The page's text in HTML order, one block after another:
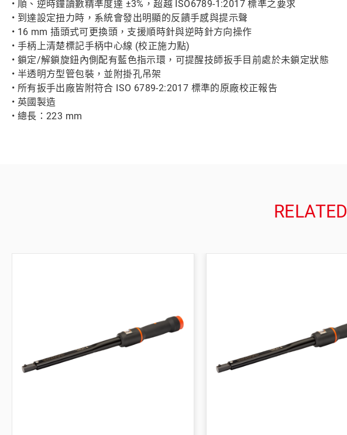
• 順、逆時鐘讀數精準度達 ±3%，超越 ISO6789-1:2017 標準之要求
• 到達設定扭力時，系統會發出明顯的反饋手感與提示聲
• 16 mm 插頭式可更換頭，支援順時針與逆時針方向操作
• 手柄上清楚標記手柄中心線 (校正施力點)
• 鎖定/解鎖旋鈕內側配有藍色指示環，可提醒技師扳手目前處於未鎖定狀態
• 半透明方型管包裝，並附掛孔吊架
• 所有扳手出廠皆附符合 ISO 6789-2:2017 標準的原廠校正報告
• 英國製造
• 總長：223 mm
RELATED